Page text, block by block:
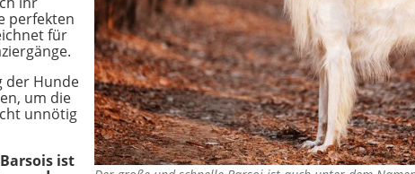
perfekten
für
der Hunde
um die
unnötig
ist